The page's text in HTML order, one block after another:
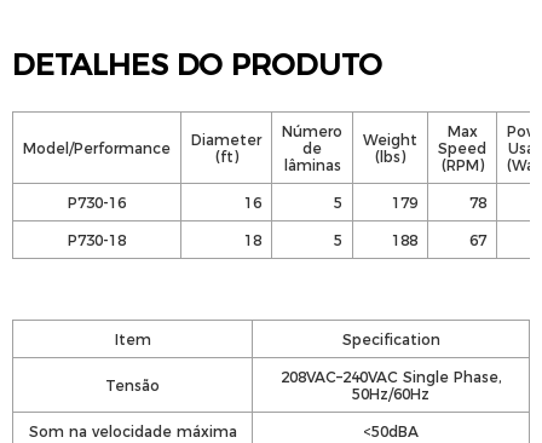
DETALHES DO PRODUTO
Model/Performance
Diameter
(ft)
Número
de
lâminas
Weight
(lbs)
Max
Speed
(RPM)
P730-16
16 5 179 78
P730-18
18 5 188 67
Item Specification
Tensão
208VAC–240VAC Single Phase,
50Hz/60Hz
Som na velocidade máxima
<50dBA